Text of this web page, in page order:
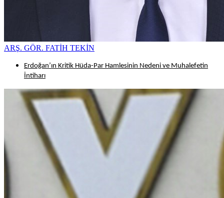
ARŞ. GÖR. FATİH TEKİN
Erdoğan’ın Kritik Hüda-Par Hamlesinin Nedeni ve Muhalefetin
İntiharı